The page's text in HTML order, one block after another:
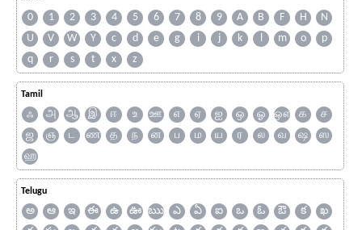
0 1 2 3 4 5 6 7 8 9 A B F H
N
U
V W Y c d e g i j k l m o
p
q
r s t x z
Tamil
ஃ அ ஆ இ ஈ உ ஊ எ ஏ ஐ ஒ ஓ ஔ க
ச
ஜ
ஞ ட ண த ந ன ப ம ய ர ல வ ஷ
ஸ
ஹ
Telugu
అ ఆ ఇ ఈ ఉ ఊ ఋ ఎ ఏ ఐ ఒ ఓ ఔ క
ఖ